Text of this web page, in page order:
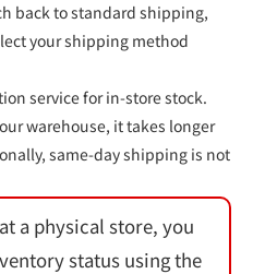
back to standard shipping,
your shipping method
service for in-store stock.
warehouse, it takes longer
same-day shipping is not
a physical store, you
status using the